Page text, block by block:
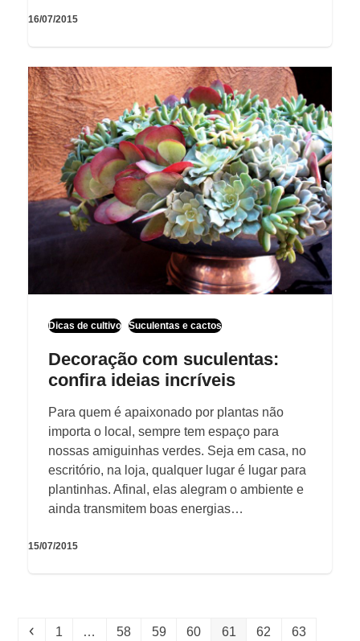
16/07/2015
Dicas de cultivo Suculentas e cactos
Decoração com suculentas:
confira ideias incríveis
Para quem é apaixonado por plantas não
importa o local, sempre tem espaço para
nossas amiguinhas verdes. Seja em casa, no
escritório, na loja, qualquer lugar é lugar para
plantinhas. Afinal, elas alegram o ambiente e
ainda transmitem boas energias…
15/07/2015
Previous
Page
1 … Page
58 Page
59 Page
60 Page
61 Page
62 Page
63